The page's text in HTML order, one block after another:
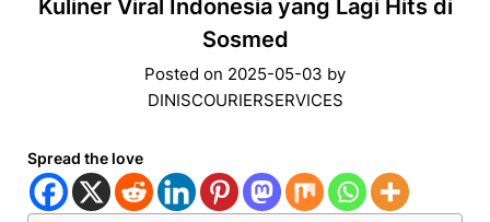
Kuliner Viral Indonesia yang Lagi Hits di
Sosmed
Posted on 2025-05-03 by
DINISCOURIERSERVICES
Spread the love